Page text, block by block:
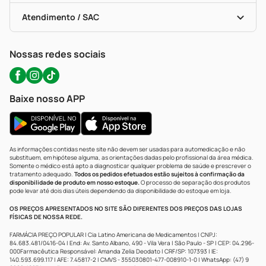
Bulas De A A Z
Políticas De Marketplace
Autoteste Covid-19
Portal Da Privacidade
Atendimento / SAC
Nossas redes sociais
Baixe nosso APP
As informações contidas neste site não devem ser usadas para automedicação e não
substituem, em hipótese alguma, as orientações dadas pelo profissional da área médica.
Somente o médico está apto a diagnosticar qualquer problema de saúde e prescrever o
tratamento adequado. Todos os pedidos efetuados estão sujeitos à confirmação da
disponibilidade de produto em nosso estoque.O processo de separação dos produtos
pode levar até dois dias úteis dependendo da disponibilidade do estoque em loja.
OS PREÇOS APRESENTADOS NO SITE SÃO DIFERENTES DOS PREÇOS DAS LOJAS
FÍSICAS DE NOSSA REDE.
FARMÁCIA PREÇO POPULAR | Cia Latino Americana de Medicamentos | CNPJ:
84.683.481/0416-04 | End: Av. Santo Albano, 490 - Vila Vera | São Paulo - SP | CEP: 04.296-
000Farmacêutica Responsável: Amanda Zelia Deodato | CRF/SP: 107393 | IE:
140.593.699.117 | AFE: 7.45817-2 | CMVS - 355030801-477-008910-1-0 | WhatsApp: (47) 9